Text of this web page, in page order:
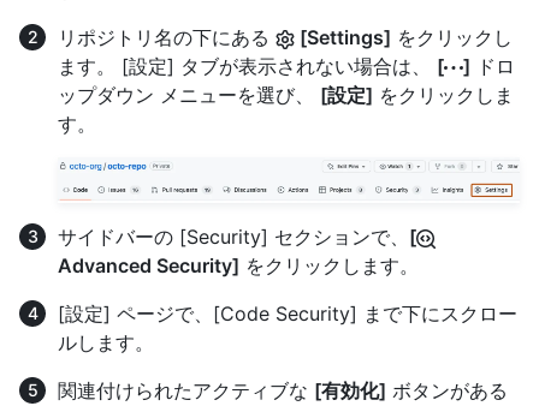
リポジトリ名の下にある
[Settings] をクリックし
ます。 [設定] タブが表示されない場合は、 [ ] ドロ
ップダウン メニューを選び、 [設定] をクリックしま
す。
サイドバーの [Security] セクションで、 [
Advanced Security] をクリックします。
[設定] ページで、[Code Security] まで下にスクロー
ルします。
関連付けられたアクティブな [有効化] ボタンがある